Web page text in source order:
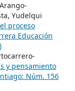
Yudelqui
proceso
Educación
y pensamiento
Núm. 156